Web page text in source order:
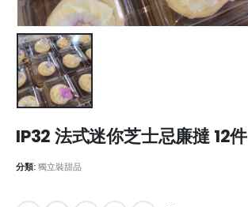
IP32 法式迷你芝士忌廉撻 12件
分類:獨立裝甜品